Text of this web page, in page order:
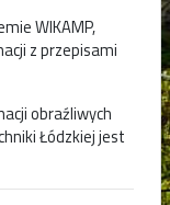
WIKAMP,
z przepisami
obraźliwych
Łódzkiej jest